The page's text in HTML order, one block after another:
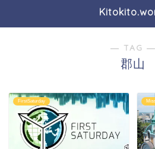
― TAG ―
郡山
FirstSaturday